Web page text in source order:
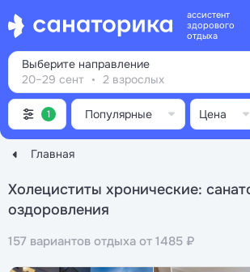
ассистент
здорового
отдыха
Главная
Выберите направление
20–29 сент
2 взрослых
Холециститы хронические:
оздоровления
157 вариантов отдыха от 1485 ₽
1 Популярные Цена